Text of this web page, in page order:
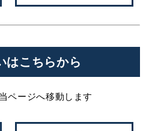
はこちらから
ページへ移動します